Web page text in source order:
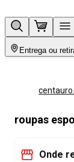
Entrega ou
roupas
Onde